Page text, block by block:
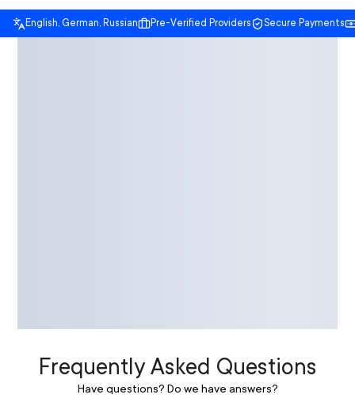
English, German, Russian Pre-Verified Providers Secure Payments
Frequently Asked Questions
Have questions? Do we have answers?